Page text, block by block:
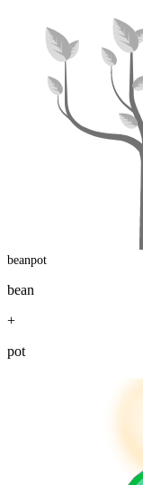
beanpot
bean
+
pot